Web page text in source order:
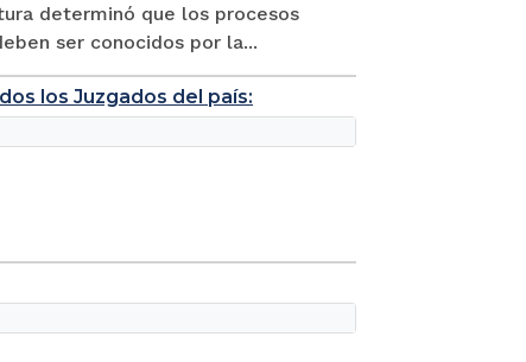
determinó que los procesos
ser conocidos por la...
los Juzgados del país: